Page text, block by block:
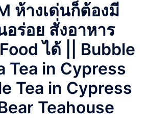
ห้างเด่นก็ต้องมี
ร่อย สั่งอาหาร
ได้ || Bubble
Tea in Cypress
Tea in Cypress
Teahouse